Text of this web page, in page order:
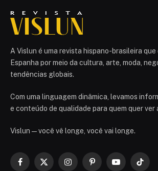
A Vislun é uma revista hispano-brasileira
Espanha por meio da cultura, arte, moda,
tendências globais.
Com uma linguagem dinâmica, levamos
e conteúdo de qualidade para quem quer ver
Vislun — você vê longe, você vai longe.
Facebook
X
InstagramPinterestYouTube